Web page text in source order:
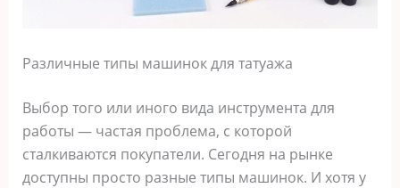
Различные типы машинок для татуажа
Выбор того или иного вида инструмента для
работы — частая проблема, с которой
сталкиваются покупатели. Сегодня на рынке
доступны просто разные типы машинок. И хотя у